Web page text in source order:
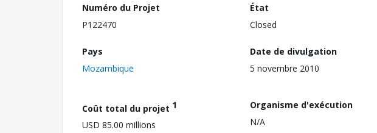
Numéro du Projet
P122470
État
Closed
Pays
Mozambique
Date de divulgation
5 novembre 2010
Coût total du projet 1
USD 85.00 millions
Organisme d'exécution
N/A